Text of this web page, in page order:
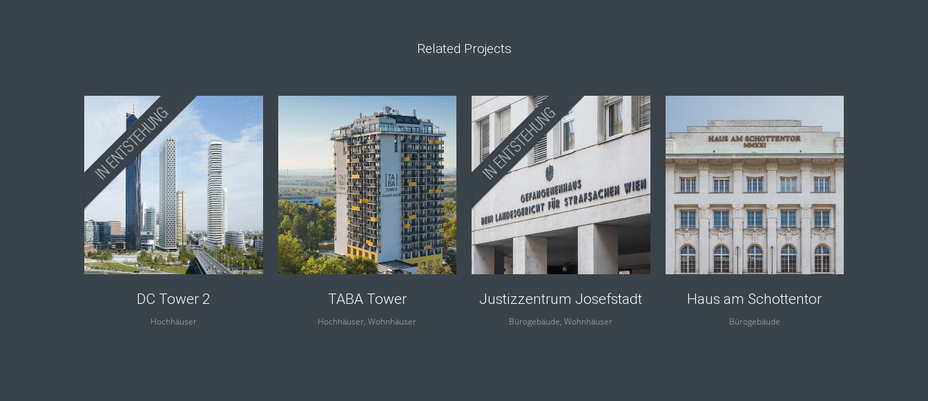
Related Projects
view
DC Tower 2
Hochhäuser
view
TABA Tower
Hochhäuser, Wohnhäuser
view
Justizzentrum Josefstadt
Bürogebäude, Wohnhäuser
view
Haus am Schottentor
Bürogebäude